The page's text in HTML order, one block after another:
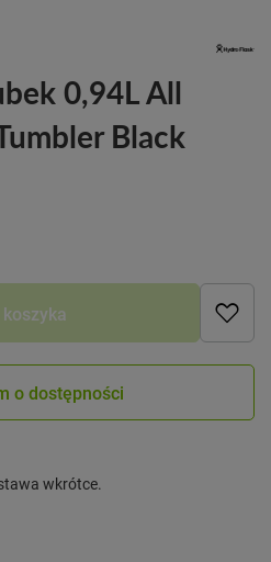
0,94L All
Black
o dostępności
wkrótce